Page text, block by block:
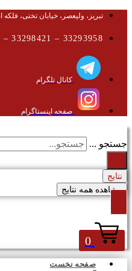
تبریز، ولیعصر، خیابان تختی،
33293958 – 33298421 – ( 041)
کانال تلگرام
صفحه اینستاگرام
جستجو ...
نتایج
مشاهده همه نتایج
0
صفحه نخست